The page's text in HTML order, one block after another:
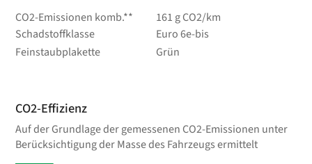
CO2-Emissionen komb.**
161 g CO2/km
Schadstoffklasse
Euro 6e-bis
Feinstaubplakette
Grün
CO2-Effizienz
Auf der Grundlage der gemessenen CO2-Emissionen unter
Berücksichtigung der Masse des Fahrzeugs ermittelt